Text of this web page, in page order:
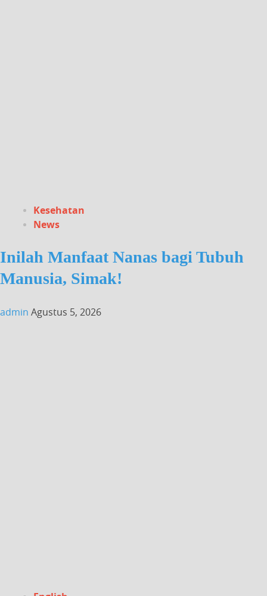
Kesehatan
News
Inilah Manfaat Nanas bagi Tubuh
Manusia, Simak!
admin Agustus 5, 2026